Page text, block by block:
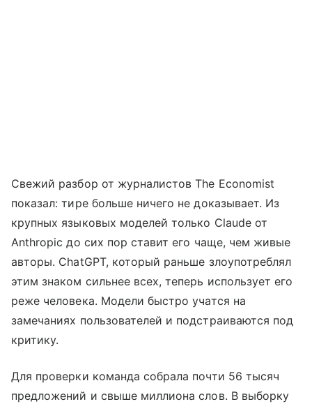
Свежий разбор от журналистов The Economist
показал: тире больше ничего не доказывает. Из
крупных языковых моделей только Claude от
Anthropic до сих пор ставит его чаще, чем живые
авторы. ChatGPT, который раньше злоупотреблял
этим знаком сильнее всех, теперь использует его
реже человека. Модели быстро учатся на
замечаниях пользователей и подстраиваются под
критику.
Для проверки команда собрала почти 56 тысяч
предложений и свыше миллиона слов. В выборку